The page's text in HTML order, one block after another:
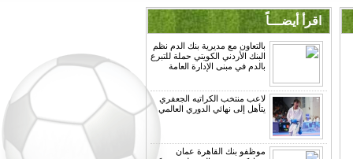
اقرأ أيضـــاً
بالتعاون مع مديرية بنك الدم نظم
البنك الأردني الكويتي حملة للتبرع
بالدم في مبنى الإدارة العامة
لاعب منتخب الكراتيه الجعفري
يتأهل إلى نهائي الدوري العالمي
موظفو بنك القاهرة عمان